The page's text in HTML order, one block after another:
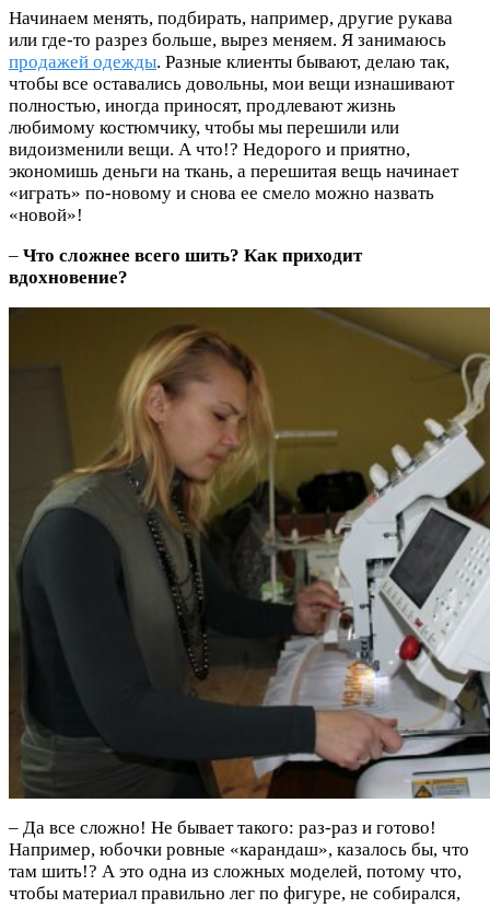
Начинаем менять, подбирать, например, другие рукава
или где-то разрез больше, вырез меняем. Я занимаюсь
продажей одежды. Разные клиенты бывают, делаю так,
чтобы все оставались довольны, мои вещи изнашивают
полностью, иногда приносят, продлевают жизнь
любимому костюмчику, чтобы мы перешили или
видоизменили вещи. А что!? Недорого и приятно,
экономишь деньги на ткань, а перешитая вещь начинает
«играть» по-новому и снова ее смело можно назвать
«новой»!
– Что сложнее всего шить? Как приходит
вдохновение?
– Да все сложно! Не бывает такого: раз-раз и готово!
Например, юбочки ровные «карандаш», казалось бы, что
там шить!? А это одна из сложных моделей, потому что,
чтобы материал правильно лег по фигуре, не собирался,